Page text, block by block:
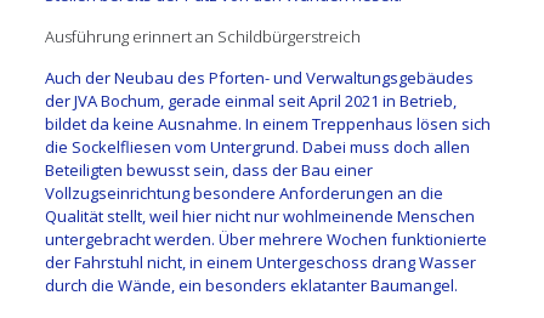
Ausführung erinnert an Schildbürgerstreich
Auch der Neubau des Pforten- und Verwaltungsgebäudes
der JVA Bochum, gerade einmal seit April 2021 in Betrieb,
bildet da keine Ausnahme. In einem Treppenhaus lösen sich
die Sockelfliesen vom Untergrund. Dabei muss doch allen
Beteiligten bewusst sein, dass der Bau einer
Vollzugseinrichtung besondere Anforderungen an die
Qualität stellt, weil hier nicht nur wohlmeinende Menschen
untergebracht werden. Über mehrere Wochen funktionierte
der Fahrstuhl nicht, in einem Untergeschoss drang Wasser
durch die Wände, ein besonders eklatanter Baumangel.